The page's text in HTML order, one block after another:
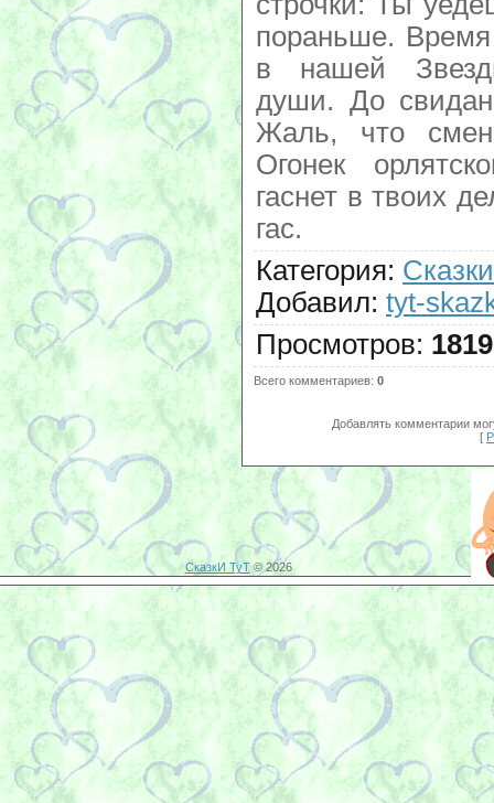
Категория:
Добавил: tyt-
Просмотров: 1819
Всего комментариев: 0
Добавлять комментарии
[
СказкИ ТуТ© 2026